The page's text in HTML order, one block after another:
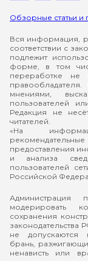
Обзорные статьи и
Вся информация,
соответствии с
подлежит
форме, в том
переработке не
мнениями,
пользователей
Редакция не
читателей.
«На
предоставления
и анализа
пользователей
Российской
модерировать
сохранения
законодательства
не допускаются
брань,
ненависть или